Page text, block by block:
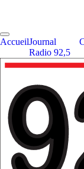
AccueilJournal
Radio 92,5